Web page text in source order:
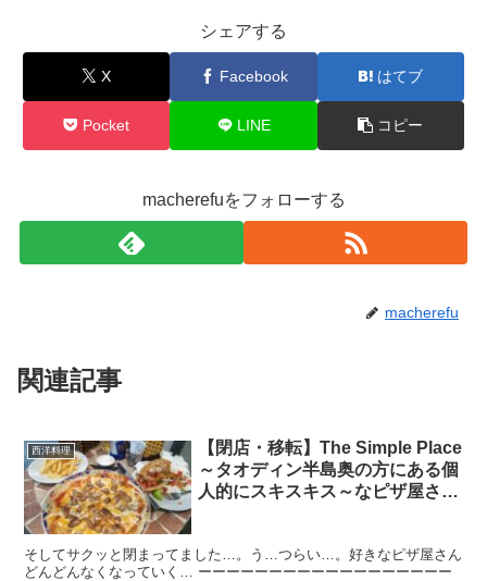
シェアする
X Facebook はてブ
Pocket LINE コピー
macherefuをフォローする
macherefu
関連記事
西洋料理
【閉店・移転】The Simple Place
～タオディン半島奥の方にある個
人的にスキスキス～なピザ屋さん
そしてサクッと閉まってました…。う…つらい…。好きなピザ屋さん
どんどんなくなっていく… ーーーーーーーーーーーーーーーーーー